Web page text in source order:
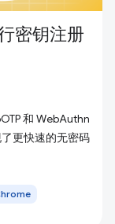
密钥注册
和 WebAuthn
更快速的无密码